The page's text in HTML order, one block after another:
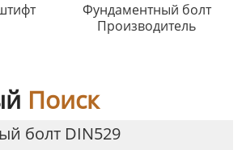
Фундаментный болт
Производитель
Поиск
болт DIN529